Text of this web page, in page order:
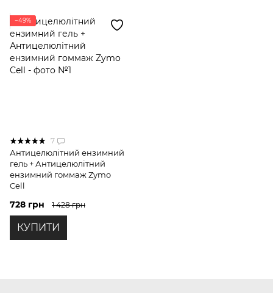
−49%
7
Антицелюлітний ензимний
гель + Антицелюлітний
ензимний гоммаж Zymo
Cell
728 грн 1 428 грн
КУПИТИ